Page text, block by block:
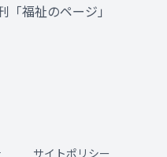
「福祉のページ」
サイトポリシー